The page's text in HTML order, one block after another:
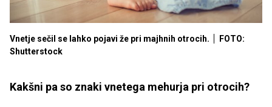
Vnetje sečil se lahko pojavi že pri majhnih otrocih.
FOTO:
Shutterstock
Kakšni pa so znaki vnetega mehurja pri otrocih?